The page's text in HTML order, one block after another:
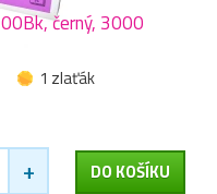
černý, 3000
1 zlaťák
+ DO KOŠÍKU